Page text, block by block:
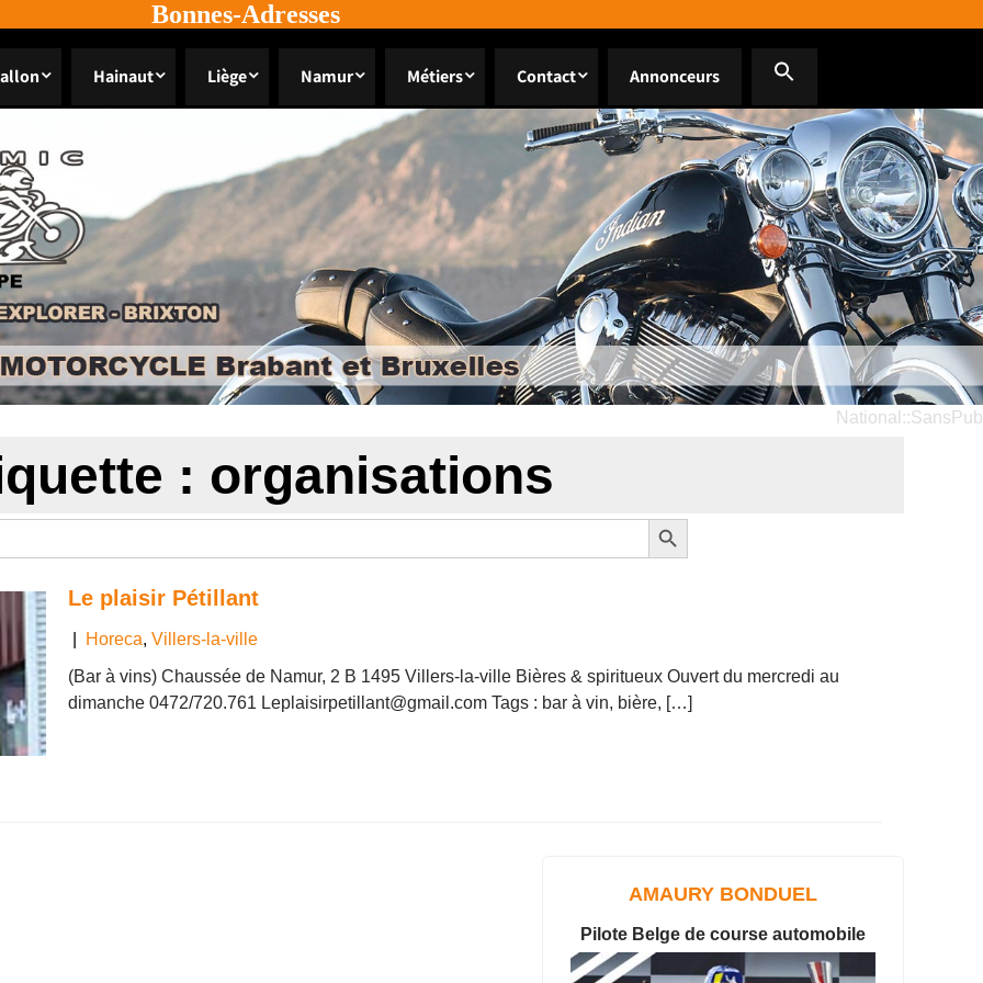
Bonnes-Adresses
Hainaut Liège Namur Métiers Contact Annonceurs
National::SansPub
: organisations
Search Button
Le plaisir Pétillant
Horeca, Villers-la-ville
(Bar à vins) Chaussée de Namur, 2 B 1495 Villers-la-ville Bières & spiritueux Ouvert du mercredi au
dimanche 0472/720.761 Leplaisirpetillant@gmail.com Tags : bar à vin, bière, […]
AMAURY BONDUEL
Pilote Belge de course automobile